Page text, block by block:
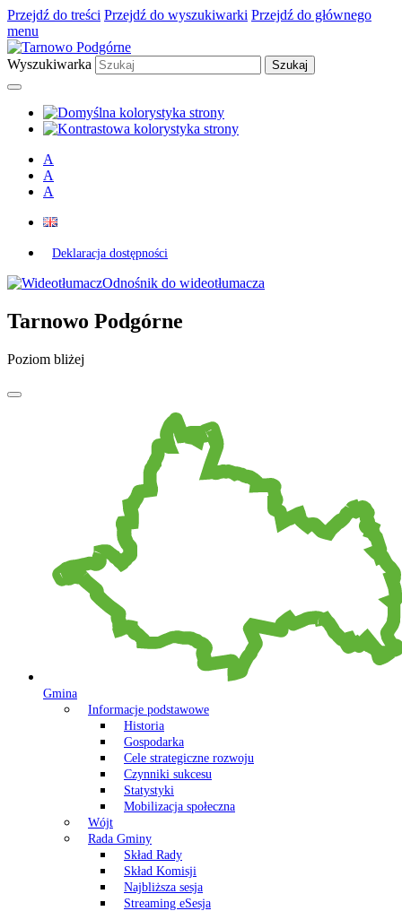
Przejdź do treści Przejdź do wyszukiwarki Przejdź do głównego
menu
Wyszukiwarka
A
A
A
Deklaracja dostępności
Odnośnik do wideotłumacza
Tarnowo Podgórne
Poziom bliżej
Gmina
Informacje podstawowe
Historia
Gospodarka
Cele strategiczne rozwoju
Czynniki sukcesu
Statystyki
Mobilizacja społeczna
Wójt
Rada Gminy
Skład Rady
Skład Komisji
Najbliższa sesja
Streaming eSesja